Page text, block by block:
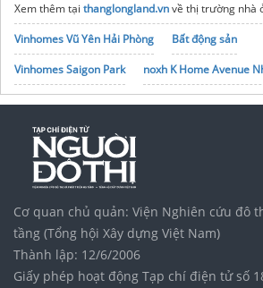
Xem thêm tại thanglongland.vnvề thị trường nhà
Vinhomes Vũ Yên Hải Phòng
Bất động sản
Vinhomes Saigon Park
noxh K Home Avenue
Tập đoàn Bcons Group
Rút gọn link miễn phí
mua tài khoản canva pro
Muavps việt namgiá rẻ
Cơ quan chủ quản: Viện Nghiên cứu đô
tầng (Tổng hội Xây dựng Việt Nam)
Thành lập: 12/6/2006
Giấy phép hoạt động Tạp chí điện tử số